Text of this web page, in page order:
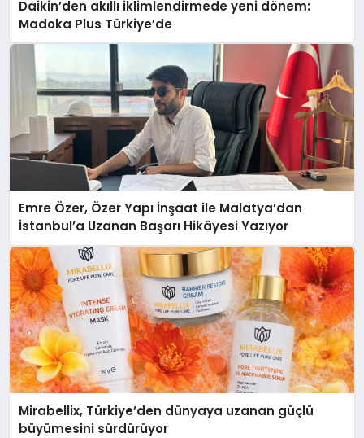
Daikin’den akıllı iklimlendirmede yeni dönem:
Madoka Plus Türkiye’de
Emre Özer, Özer Yapı İnşaat ile Malatya’dan
İstanbul’a Uzanan Başarı Hikâyesi Yazıyor
Mirabellix, Türkiye’den dünyaya uzanan güçlü
büyümesini sürdürüyor